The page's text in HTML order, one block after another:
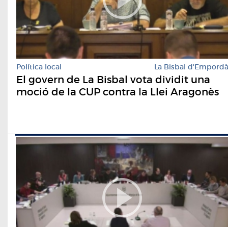
Política local La Bisbal d'Empordà
El govern de La Bisbal vota dividit una
moció de la CUP contra la Llei Aragonès